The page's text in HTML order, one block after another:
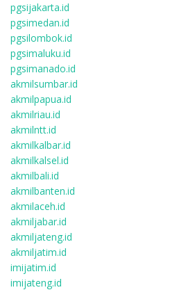
pgsijakarta.id
pgsimedan.id
pgsilombok.id
pgsimaluku.id
pgsimanado.id
akmilsumbar.id
akmilpapua.id
akmilriau.id
akmilntt.id
akmilkalbar.id
akmilkalsel.id
akmilbali.id
akmilbanten.id
akmilaceh.id
akmiljabar.id
akmiljateng.id
akmiljatim.id
imijatim.id
imijateng.id